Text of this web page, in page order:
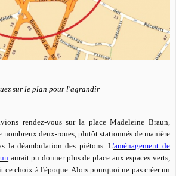
sur le plan pour l'agrandir
rendez-vous sur la place Madeleine Braun,
nombreux deux-roues, plutôt stationnés de manière
la déambulation des piétons. L'aménagement de
aurait pu donner plus de place aux espaces verts,
ce choix à l'époque. Alors pourquoi ne pas créer un